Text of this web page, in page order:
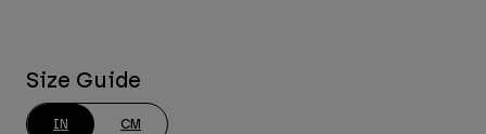
Size Guide
IN CM